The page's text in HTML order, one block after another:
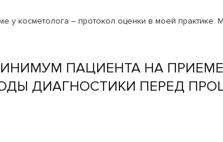
у косметолога – протокол оценки в моей практике.
ПАЦИЕНТА НА
ДИАГНОСТИКИ ПЕРЕД